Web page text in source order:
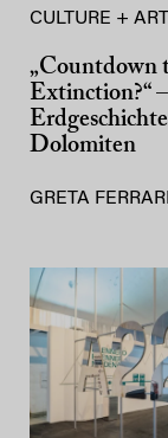
CULTURE +
„Countdown
Extinction?“
Dolomiten
GRETA FERRARI